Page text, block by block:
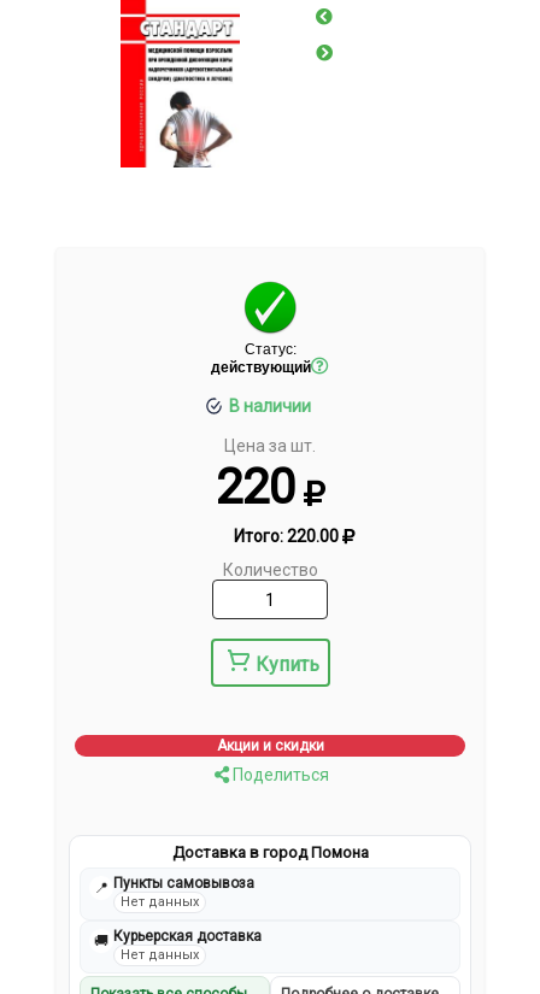
Статус:
действующий
В наличии
Цена за шт.
220
Итого:220.00
Количество
Купить
Акции и скидки
Поделиться
Доставка в город Помона
📍 Пункты самовывоза
Нет данных
🚚 Курьерская доставка
Нет данных